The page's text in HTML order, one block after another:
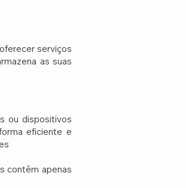
serviços
as suas
ou dispositivos
eficiente e
contêm apenas